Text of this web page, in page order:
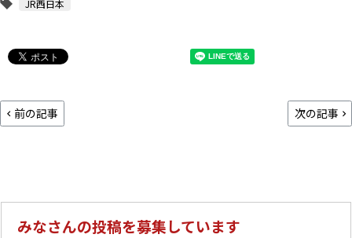
JR西日本
前の記事 次の記事
みなさんの投稿を募集しています